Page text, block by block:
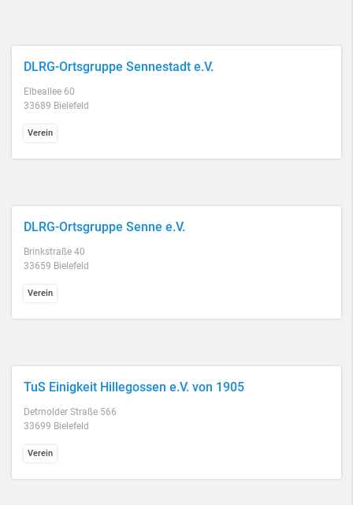
DLRG-Ortsgruppe Sennestadt e.V.
Elbeallee 60
33689 Bielefeld
Verein
DLRG-Ortsgruppe Senne e.V.
Brinkstraße 40
33659 Bielefeld
Verein
TuS Einigkeit Hillegossen e.V. von 1905
Detmolder Straße 566
33699 Bielefeld
Verein